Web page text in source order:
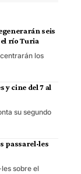
seis
río Turia
los
y cine del 7 al
su segundo
passarel·les
sobre el